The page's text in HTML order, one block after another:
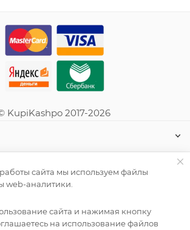
KupiKashpo 2017-2026
сайта мы используем файлы
web-аналитики.
сайта и нажимая кнопку
на использование файлов